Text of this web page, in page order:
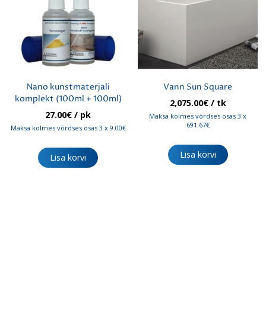
Nano kunstmaterjali
komplekt (100ml + 100ml)
27.00€ / pk
Maksa kolmes võrdses osas 3 x 9.00€
Lisa korvi
Vann Sun Square
2,075.00€/ tk
Maksa kolmes võrdses osas 3 x
691.67€
Lisa korvi